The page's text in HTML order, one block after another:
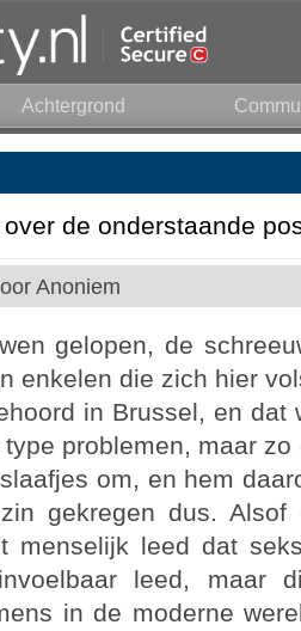
Achtergrond
de onderstaande
Anoniem
gelopen, de
enkelen die zich hier
in Brussel, en
problemen, maar
om, en hem
gekregen dus.
menselijk leed dat
leed, maar
in de moderne